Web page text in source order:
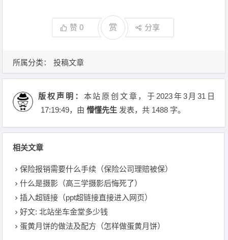
赞0 赏 分享
所属分类： 投稿文章
版权声明： 本站原创文章，于2023年3月31日
17:19:49，由懵懂先生 发表，共 1488 字。
相关文章
保险报销需要什么手续（保险公司理赔被保）
什么是摄影（高三学摄影后悔死了）
插入超链接（ppt超链接直接进入网页）
好文: 北站坐车金堂多少钱
蛋黄月饼的做法及配方（怎样做蛋黄月饼）